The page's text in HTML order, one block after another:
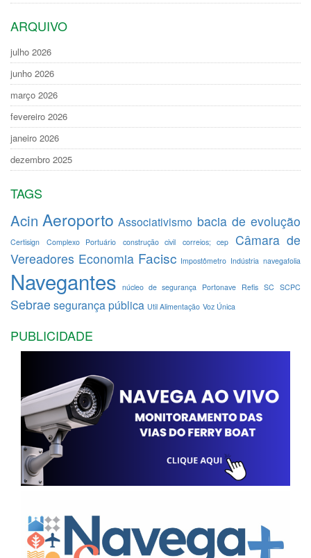
ARQUIVO
julho 2026
junho 2026
março 2026
fevereiro 2026
janeiro 2026
dezembro 2025
TAGS
Acin Aeroporto Associativismo bacia de evolução
Certisign Complexo Portuário construção civil correios; cep
Câmara de
Vereadores Economia Facisc Impostômetro Indústria navegafolia
Navegantes núcleo de segurança Portonave Refis SC SCPC
Sebrae segurança pública Util Alimentação Voz Única
PUBLICIDADE